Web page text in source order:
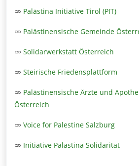
Palästina Initiative Tirol (PIT)
Palästinensische Gemeinde
Solidarwerkstatt Österreich
Steirische Friedensplattform
Palästinensische Ärzte und
Österreich
Voice for Palestine Salzburg
Initiative Palästina Solidarität